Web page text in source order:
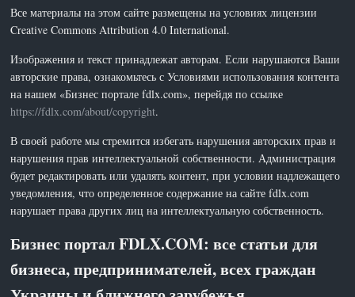
Все материалы на этом сайте размещены на условиях лицензии
Creative Commons Attribution 4.0 International.
Изображения и текст принадлежат авторам. Если нарушаются Ваши
авторские права, ознакомьтесь с Условиями использования контента
на нашем «Бизнес портале fdlx.com», перейдя по ссылке
https://fdlx.com/about/copyright.
В своей работе мы стремится избегать нарушения авторских прав и
нарушения прав интеллектуальной собственности. Администрация
будет редактировать или удалять контент, при условии надлежащего
уведомления, что определенное содержание на сайте fdlx.com
нарушает права других лиц на интеллектуальную собственность.
Бизнес портал FDLX.COM: все статьи для
бизнеса, предпринимателей, всех граждан